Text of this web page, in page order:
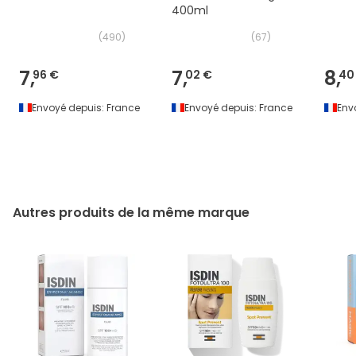
(490)
7,96 €
Envoyé depuis: France
400ml
(67)
7,02 €
Envoyé depuis: France
8,
Autres produits de la même marque